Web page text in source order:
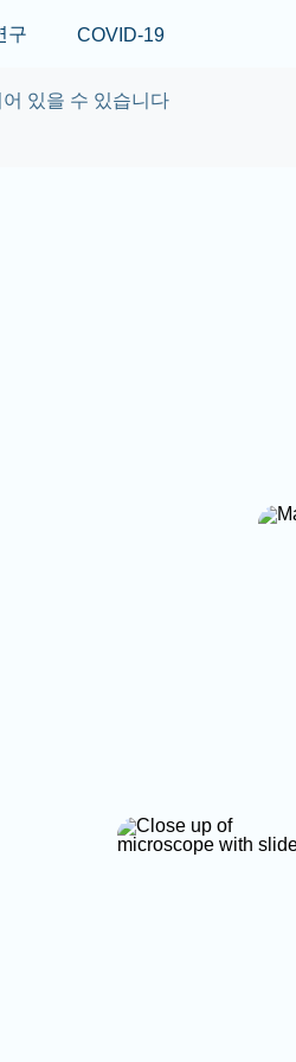
to main content
구 COVID-19
있을 수 있습니다